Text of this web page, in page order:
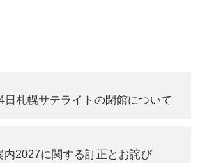
日札幌サテライトの閉館について
内2027に関する訂正とお詫び